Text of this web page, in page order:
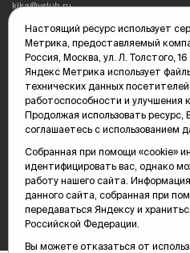
kika@vsluh.ru
По вопросам рекламы:
(3452) 68-89-78
kotovaev@sibinformburo.ru
mim@vsluh.ru
© 2000-2026 Тюменская интернет-
Карта сайта
Настоящий ресурс использует
Метрика, предоставляемый
Россия, Москва, ул. Л. Толстого,
Яндекс Метрика использует
технических данных
работоспособности и улучшения
Продолжая использовать ресурс,
соглашаетесь с использованием
Собранная при помощи «cookie»
идентифицировать вас, однако
работу нашего сайта.
данного сайта, собранная при
передаваться Яндексу и
Российской Федерации.
Вы можете отказаться от